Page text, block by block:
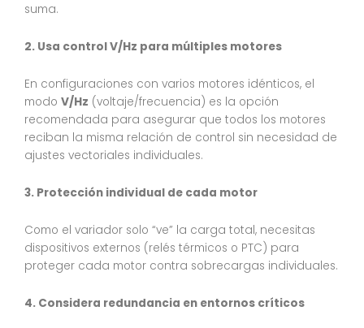
suma.
2. Usa control V/Hz para múltiples motores
En configuraciones con varios motores idénticos, el
modo V/Hz (voltaje/frecuencia) es la opción
recomendada para asegurar que todos los motores
reciban la misma relación de control sin necesidad de
ajustes vectoriales individuales.
3. Protección individual de cada motor
Como el variador solo “ve” la carga total, necesitas
dispositivos externos (relés térmicos o PTC) para
proteger cada motor contra sobrecargas individuales.
4. Considera redundancia en entornos críticos